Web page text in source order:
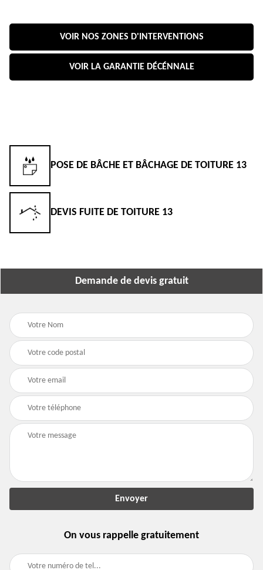
VOIR NOS ZONES D'INTERVENTIONS
VOIR LA GARANTIE DÉCÉNNALE
POSE DE BÂCHE ET BÂCHAGE DE TOITURE 13
DEVIS FUITE DE TOITURE 13
Demande de devis gratuit
On vous rappelle gratuitement